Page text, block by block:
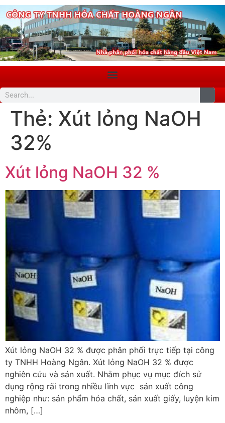
Thẻ: Xút lỏng NaOH
32%
Xút lỏng NaOH 32 %
Xút lỏng NaOH 32 % được phân phối trực tiếp tại công
ty TNHH Hoàng Ngân. Xút lỏng NaOH 32 % được
nghiên cứu và sản xuất. Nhằm phục vụ mục đích sử
dụng rộng rãi trong nhiều lĩnh vực sản xuất công
nghiệp như: sản phẩm hóa chất, sản xuất giấy, luyện kim
nhôm, […]